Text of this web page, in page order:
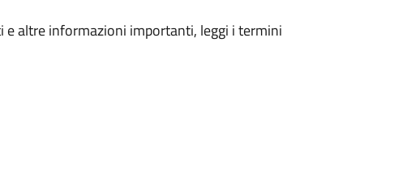
e altre informazioni importanti, leggi i termini